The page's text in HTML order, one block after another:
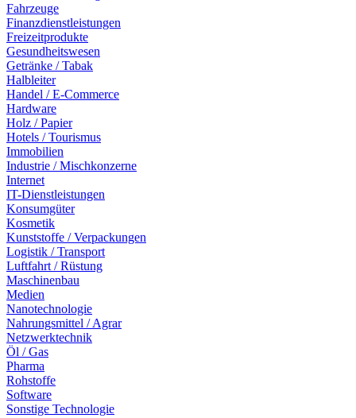
Fahrzeuge
Finanzdienstleistungen
Freizeitprodukte
Gesundheitswesen
Getränke / Tabak
Halbleiter
Handel / E-Commerce
Hardware
Holz / Papier
Hotels / Tourismus
Immobilien
Industrie / Mischkonzerne
Internet
IT-Dienstleistungen
Konsumgüter
Kosmetik
Kunststoffe / Verpackungen
Logistik / Transport
Luftfahrt / Rüstung
Maschinenbau
Medien
Nanotechnologie
Nahrungsmittel / Agrar
Netzwerktechnik
Öl / Gas
Pharma
Rohstoffe
Software
Sonstige Technologie